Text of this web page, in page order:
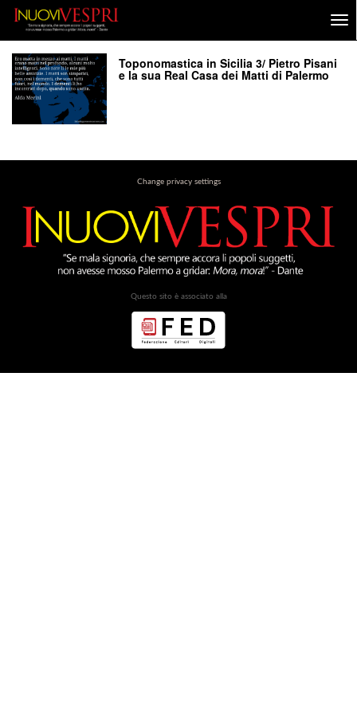
Toponomastica in Sicilia 3/ Pietro Pisani
e la sua Real Casa dei Matti di Palermo
Change privacy settings
Questo sito è associato alla